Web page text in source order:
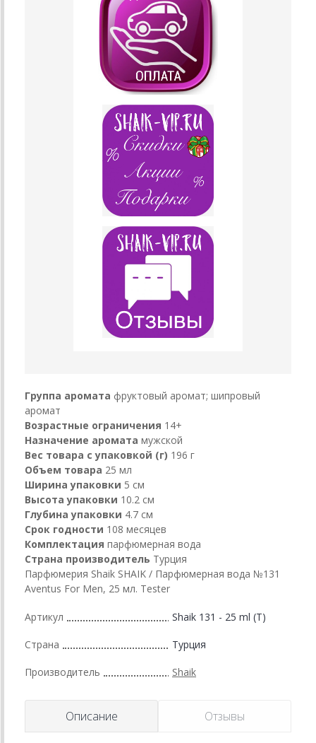
Группа аромата фруктовый аромат; шипровый
аромат
Возрастные ограничения 14+
Назначение аромата мужской
Вес товара с упаковкой (г) 196 г
Объем товара 25 мл
Ширина упаковки 5 см
Высота упаковки 10.2 см
Глубина упаковки 4.7 см
Срок годности 108 месяцев
Комплектация парфюмерная вода
Страна производитель Турция
Парфюмерия Shaik SHAIK / Парфюмерная вода №131
Aventus For Men, 25 мл. Tester
Артикул Shaik 131 - 25 ml (T)
Страна Турция
Производитель Shaik
Описание Отзывы